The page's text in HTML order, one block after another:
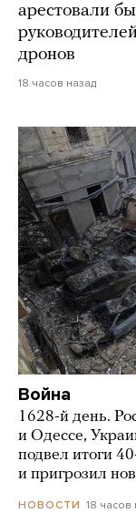
арестовали
дронов
18 часов назад
Война
1628-й день.
и Одессе,
подвел итоги
и пригрозил
НОВОСТИ 18 часов